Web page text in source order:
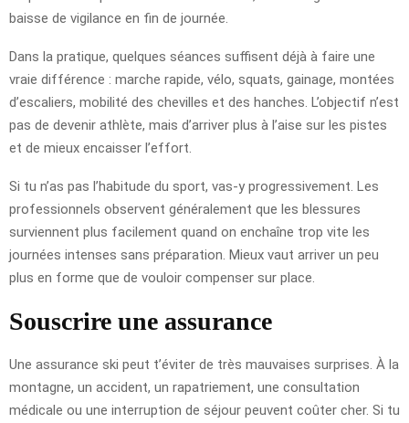
baisse de vigilance en fin de journée.
Dans la pratique, quelques séances suffisent déjà à faire une
vraie différence : marche rapide, vélo, squats, gainage, montées
d’escaliers, mobilité des chevilles et des hanches. L’objectif n’est
pas de devenir athlète, mais d’arriver plus à l’aise sur les pistes
et de mieux encaisser l’effort.
Si tu n’as pas l’habitude du sport, vas-y progressivement. Les
professionnels observent généralement que les blessures
surviennent plus facilement quand on enchaîne trop vite les
journées intenses sans préparation. Mieux vaut arriver un peu
plus en forme que de vouloir compenser sur place.
Souscrire une assurance
Une assurance ski peut t’éviter de très mauvaises surprises. À la
montagne, un accident, un rapatriement, une consultation
médicale ou une interruption de séjour peuvent coûter cher. Si tu